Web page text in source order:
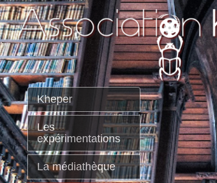
Kheper
Les
expérimentations
La médiathèque